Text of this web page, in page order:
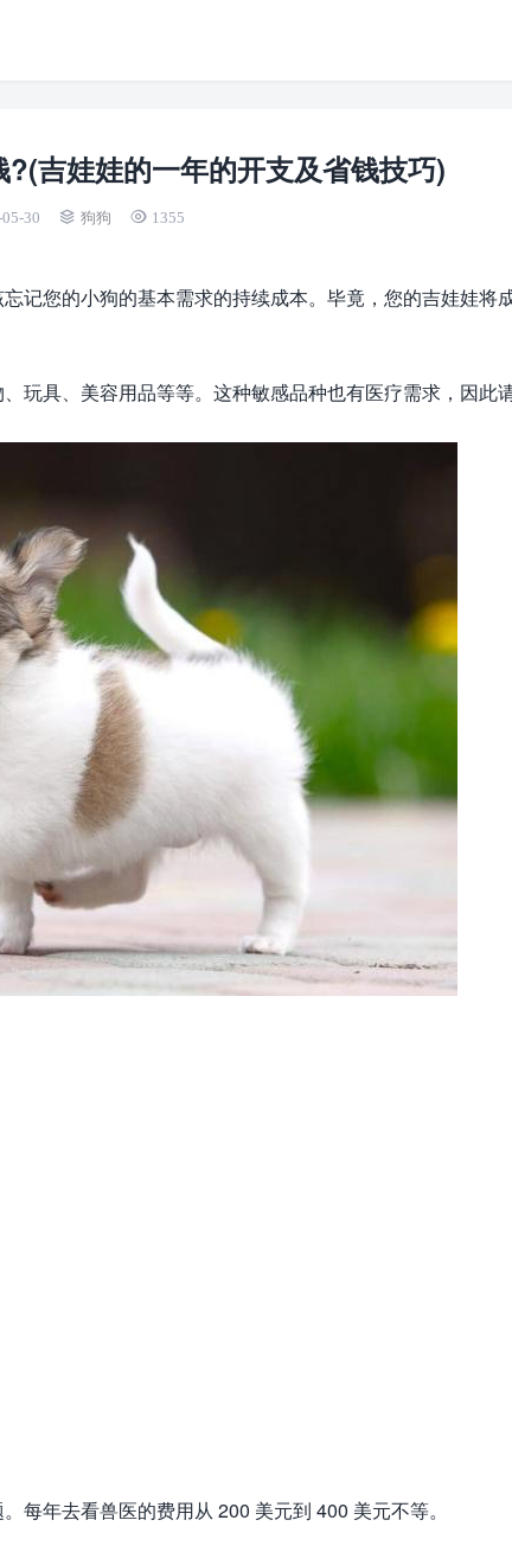
吉娃娃的一年的开支及省钱技巧)
30 狗狗 1355
记您的小狗的基本需求的持续成本。毕竟，您的吉娃娃将
具、美容用品等等。这种敏感品种也有医疗需求，因此
每年去看兽医的费用从 200 美元到 400 美元不等。